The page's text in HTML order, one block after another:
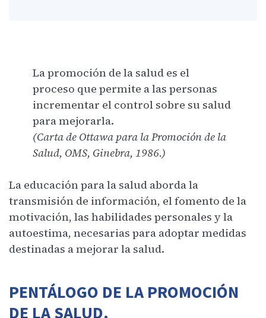
La promoción de la salud es el
proceso que permite a las personas
incrementar el control sobre su salud
para mejorarla.
(Carta de Ottawa para la Promoción de la
Salud, OMS, Ginebra, 1986.)
La educación para la salud aborda la
transmisión de información, el fomento de la
motivación, las habilidades personales y la
autoestima, necesarias para adoptar medidas
destinadas a mejorar la salud.
PENTÁLOGO DE LA PROMOCIÓN
DE LA SALUD.